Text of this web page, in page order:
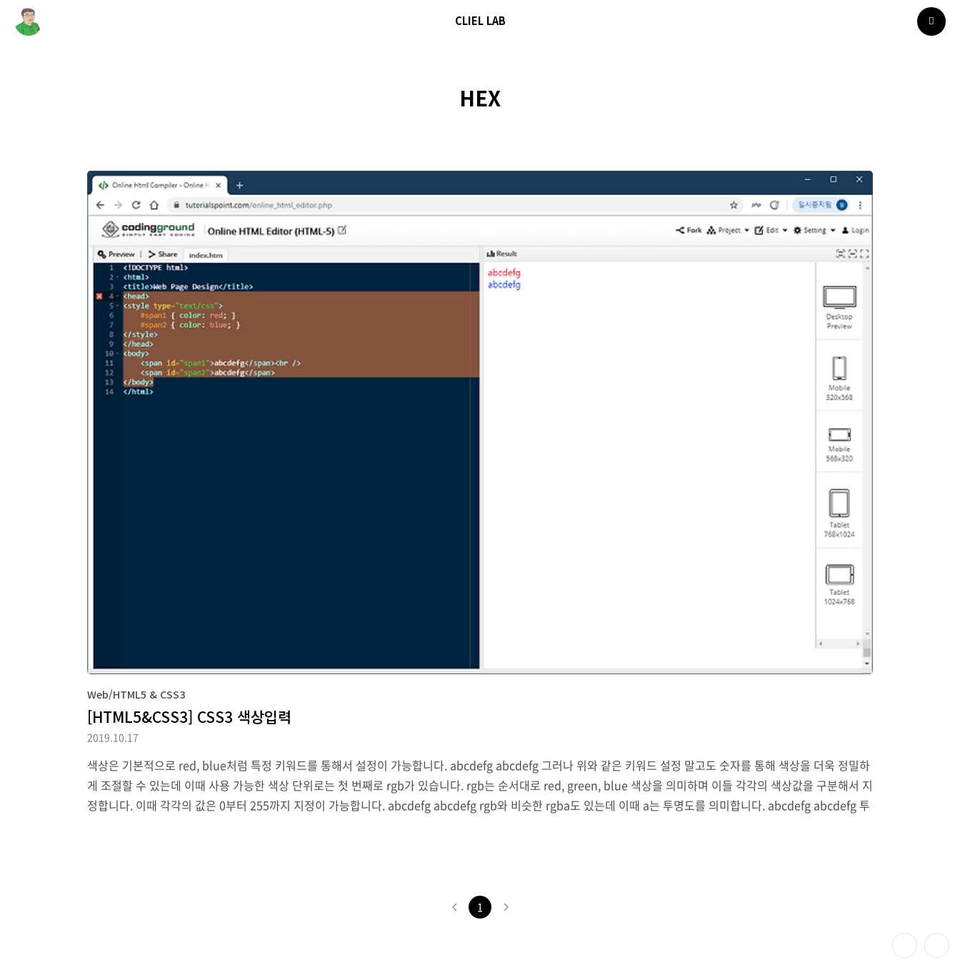
CLIEL LAB
HEX
Web/HTML5 & CSS3
[HTML5&CSS3] CSS3 색상입력
2019.10.17
색상은 기본적으로 red, blue처럼 특정 키워드를 통해서 설정이 가능합니다. abcdefg abcdefg 그러나 위와 같은 키워드 설정 말고도 숫자를 통해 색상을 더욱 정밀하
게 조절할 수 있는데 이때 사용 가능한 색상 단위로는 첫 번째로 rgb가 있습니다. rgb는 순서대로 red, green, blue 색상을 의미하며 이들 각각의 색상값을 구분해서 지
정합니다. 이때 각각의 값은 0부터 255까지 지정이 가능합니다. abcdefg abcdefg rgb와 비슷한 rgba도 있는데 이때 a는 투명도를 의미합니다. abcdefg abcdefg 투
1